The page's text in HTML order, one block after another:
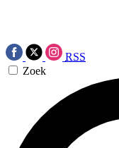
RSS
Zoek